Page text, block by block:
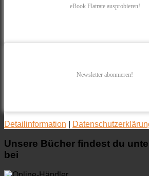
eBook Flatrate ausprobieren!
Newsletter abonnieren!
Detailinformation
Unsere Bücher findest du
bei